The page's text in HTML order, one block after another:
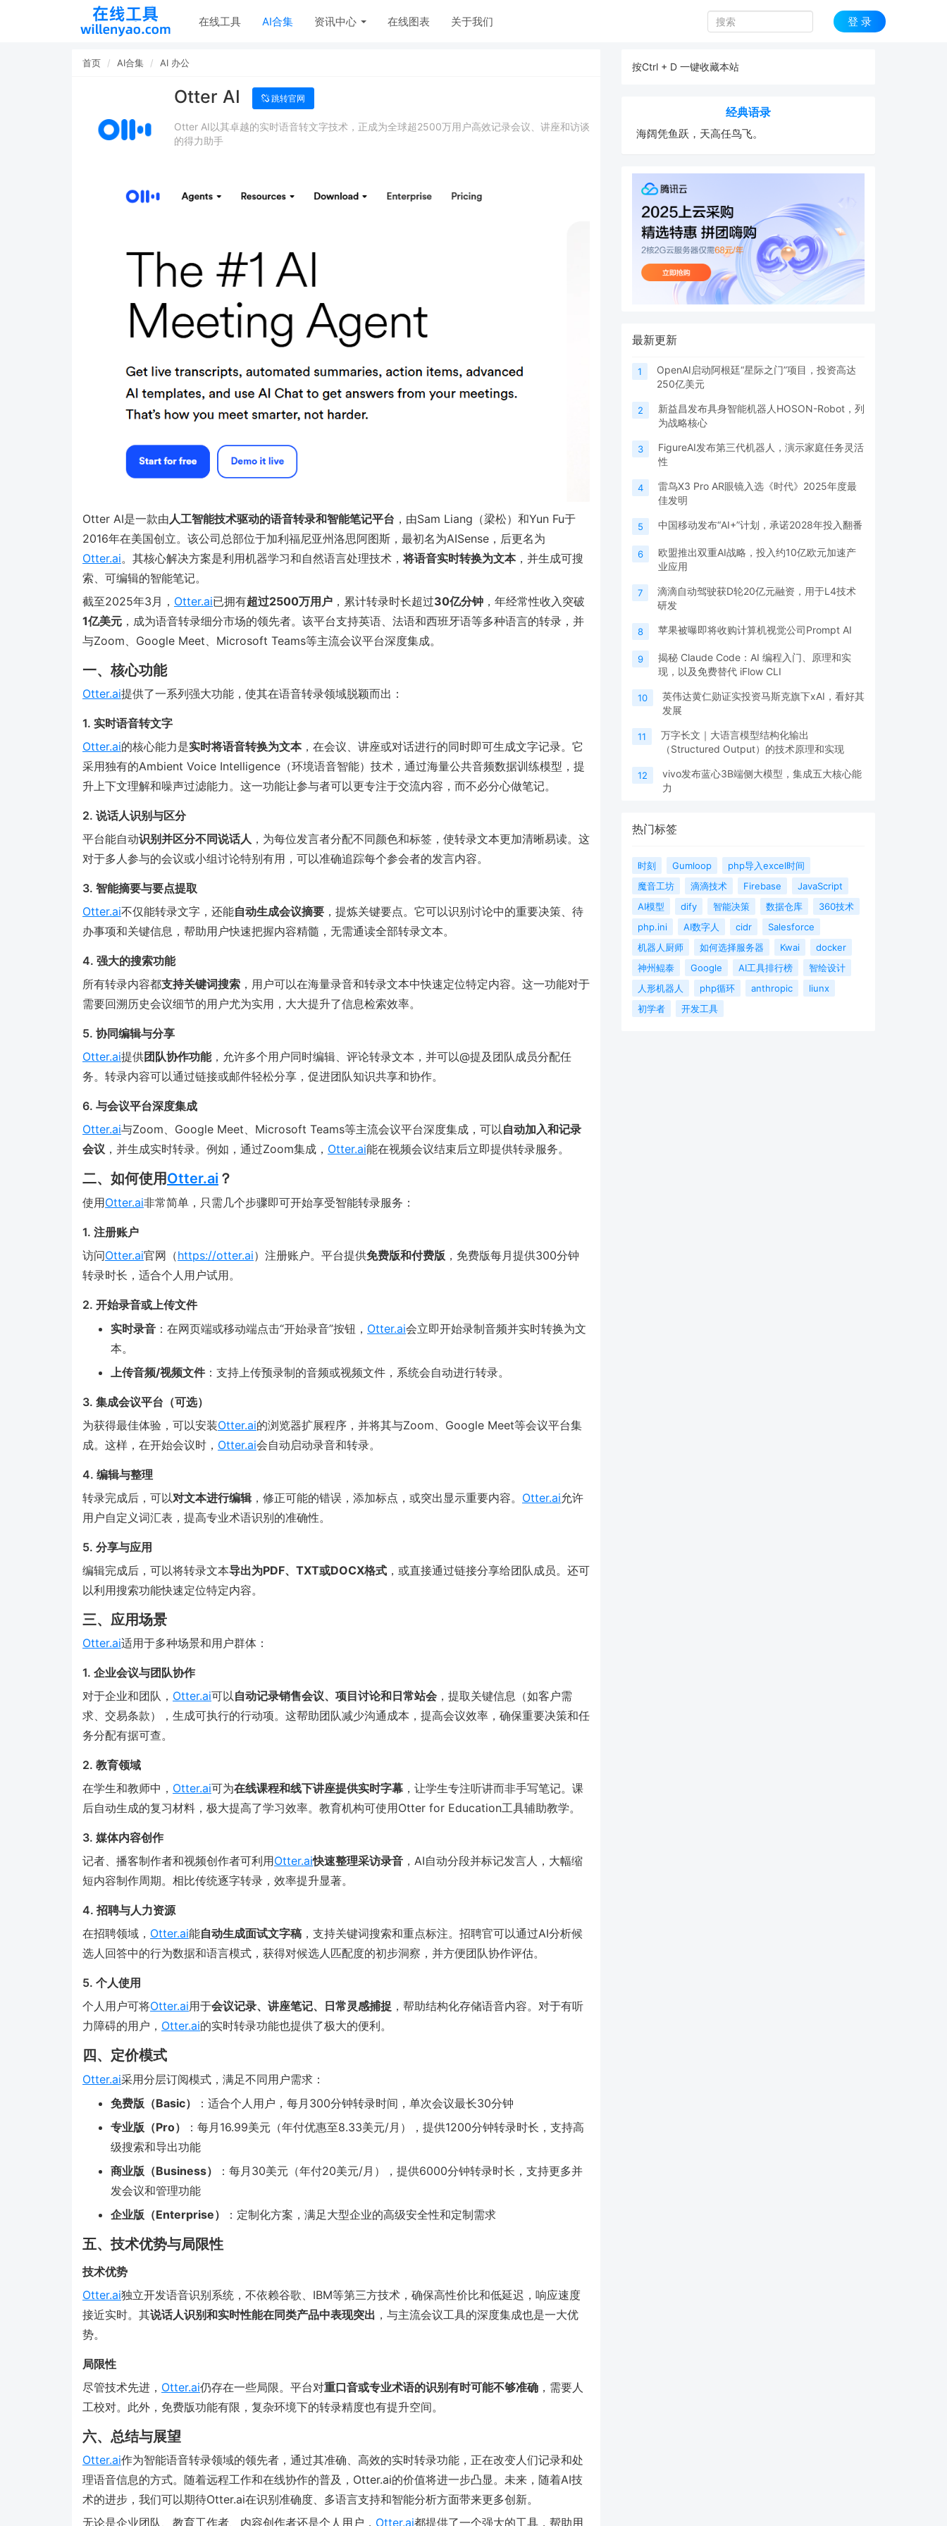
登 录
在线工具 AI合集 资讯中心 在线图表 关于我们
首页 AI合集 AI 办公
Otter AI 跳转官网
Otter AI以其卓越的实时语音转文字技术，正成为全球超2500万用户高效记录会议、讲座和访谈
的得力助手
Otter AI是一款由 人工智能技术驱动的语音转录和智能笔记平台 ，由Sam Liang（梁松）和Yun Fu于
2016年在美国创立。该公司总部位于加利福尼亚州洛思阿图斯，最初名为AISense，后更名为
Otter.ai。其核心解决方案是利用机器学习和自然语言处理技术，将语音实时转换为文本，并生成可搜
索、可编辑的智能笔记。
截至2025年3月， Otter.ai已拥有超过2500万用户 ，累计转录时长超过30亿分钟 ，年经常性收入突破
1亿美元 ，成为语音转录细分市场的领先者。该平台支持英语、法语和西班牙语等多种语言的转录，并
与Zoom、Google Meet、Microsoft Teams等主流会议平台深度集成。
一、核心功能
Otter.ai提供了一系列强大功能，使其在语音转录领域脱颖而出：
1. 实时语音转文字
Otter.ai的核心能力是实时将语音转换为文本，在会议、讲座或对话进行的同时即可生成文字记录。它
采用独有的Ambient Voice Intelligence（环境语音智能）技术，通过海量公共音频数据训练模型，提
升上下文理解和噪声过滤能力。这一功能让参与者可以更专注于交流内容，而不必分心做笔记。
2. 说话人识别与区分
平台能自动识别并区分不同说话人 ，为每位发言者分配不同颜色和标签，使转录文本更加清晰易读。这
对于多人参与的会议或小组讨论特别有用，可以准确追踪每个参会者的发言内容。
3. 智能摘要与要点提取
Otter.ai不仅能转录文字，还能自动生成会议摘要 ，提炼关键要点。它可以识别讨论中的重要决策、待
办事项和关键信息，帮助用户快速把握内容精髓，无需通读全部转录文本。
4. 强大的搜索功能
所有转录内容都支持关键词搜索 ，用户可以在海量录音和转录文本中快速定位特定内容。这一功能对于
需要回溯历史会议细节的用户尤为实用，大大提升了信息检索效率。
5. 协同编辑与分享
Otter.ai提供团队协作功能，允许多个用户同时编辑、评论转录文本，并可以@提及团队成员分配任
务。转录内容可以通过链接或邮件轻松分享，促进团队知识共享和协作。
6. 与会议平台深度集成
Otter.ai与Zoom、Google Meet、Microsoft Teams等主流会议平台深度集成，可以自动加入和记录
会议 ，并生成实时转录。例如，通过Zoom集成， Otter.ai能在视频会议结束后立即提供转录服务。
二、如何使用Otter.ai ？
使用Otter.ai非常简单，只需几个步骤即可开始享受智能转录服务：
1. 注册账户
访问Otter.ai官网（https://otter.ai）注册账户。平台提供免费版和付费版 ，免费版每月提供300分钟
转录时长，适合个人用户试用。
2. 开始录音或上传文件
实时录音 ：在网页端或移动端点击“开始录音”按钮， Otter.ai会立即开始录制音频并实时转换为文
本。
上传音频/视频文件：支持上传预录制的音频或视频文件，系统会自动进行转录。
3. 集成会议平台（可选）
为获得最佳体验，可以安装Otter.ai的浏览器扩展程序，并将其与Zoom、Google Meet等会议平台集
成。这样，在开始会议时， Otter.ai会自动启动录音和转录。
4. 编辑与整理
转录完成后，可以对文本进行编辑，修正可能的错误，添加标点，或突出显示重要内容。 Otter.ai允许
用户自定义词汇表，提高专业术语识别的准确性。
5. 分享与应用
编辑完成后，可以将转录文本导出为PDF、TXT或DOCX格式 ，或直接通过链接分享给团队成员。还可
以利用搜索功能快速定位特定内容。
三、应用场景
Otter.ai适用于多种场景和用户群体：
1. 企业会议与团队协作
对于企业和团队， Otter.ai可以自动记录销售会议、项目讨论和日常站会 ，提取关键信息（如客户需
求、交易条款），生成可执行的行动项。这帮助团队减少沟通成本，提高会议效率，确保重要决策和任
务分配有据可查。
2. 教育领域
在学生和教师中， Otter.ai可为在线课程和线下讲座提供实时字幕 ，让学生专注听讲而非手写笔记。课
后自动生成的复习材料，极大提高了学习效率。教育机构可使用Otter for Education工具辅助教学。
3. 媒体内容创作
记者、播客制作者和视频创作者可利用Otter.ai快速整理采访录音 ，AI自动分段并标记发言人，大幅缩
短内容制作周期。相比传统逐字转录，效率提升显著。
4. 招聘与人力资源
在招聘领域， Otter.ai能自动生成面试文字稿 ，支持关键词搜索和重点标注。招聘官可以通过AI分析候
选人回答中的行为数据和语言模式，获得对候选人匹配度的初步洞察，并方便团队协作评估。
5. 个人使用
个人用户可将Otter.ai用于会议记录、讲座笔记、日常灵感捕捉 ，帮助结构化存储语音内容。对于有听
力障碍的用户， Otter.ai的实时转录功能也提供了极大的便利。
四、定价模式
Otter.ai采用分层订阅模式，满足不同用户需求：
免费版（Basic）
：适合个人用户，每月300分钟转录时间，单次会议最长30分钟
专业版（Pro）
：每月16.99美元（年付优惠至8.33美元/月），提供1200分钟转录时长，支持高
级搜索和导出功能
商业版（Business）
：每月30美元（年付20美元/月），提供6000分钟转录时长，支持更多并
发会议和管理功能
企业版（Enterprise）
：定制化方案，满足大型企业的高级安全性和定制需求
五、技术优势与局限性
技术优势
Otter.ai独立开发语音识别系统，不依赖谷歌、IBM等第三方技术，确保高性价比和低延迟，响应速度
接近实时。其说话人识别和实时性能在同类产品中表现突出 ，与主流会议工具的深度集成也是一大优
势。
局限性
尽管技术先进， Otter.ai仍存在一些局限。平台对重口音或专业术语的识别有时可能不够准确 ，需要人
工校对。此外，免费版功能有限，复杂环境下的转录精度也有提升空间。
六、总结与展望
Otter.ai作为智能语音转录领域的领先者，通过其准确、高效的实时转录功能，正在改变人们记录和处
理语音信息的方式。随着远程工作和在线协作的普及，Otter.ai的价值将进一步凸显。未来，随着AI技
术的进步，我们可以期待Otter.ai在识别准确度、多语言支持和智能分析方面带来更多创新。
无论是企业团队、教育工作者、内容创作者还是个人用户， Otter.ai都提供了一个强大的工具，帮助用
按Ctrl + D 一键收藏本站
经典语录
海阔凭鱼跃，天高任鸟飞。
最新更新
1
OpenAI启动阿根廷“星际之门”项目，投资高达
250亿美元
2
新益昌发布具身智能机器人HOSON-Robot，列
为战略核心
3
FigureAI发布第三代机器人，演示家庭任务灵活
性
4
雷鸟X3 Pro AR眼镜入选《时代》2025年度最
佳发明
5 中国移动发布“AI+”计划，承诺2028年投入翻番
6
欧盟推出双重AI战略，投入约10亿欧元加速产
业应用
7
滴滴自动驾驶获D轮20亿元融资，用于L4技术
研发
8 苹果被曝即将收购计算机视觉公司Prompt AI
9
揭秘 Claude Code：AI 编程入门、原理和实
现，以及免费替代 iFlow CLI
10
英伟达黄仁勋证实投资马斯克旗下xAI，看好其
发展
11
万字长文｜大语言模型结构化输出
（Structured Output）的技术原理和实现
12
vivo发布蓝心3B端侧大模型，集成五大核心能
力
热门标签
时刻 Gumloop
php导入excel时间
魔音工坊
滴滴技术 Firebase
JavaScript
AI模型
dify 智能决策 数据仓库
360技术
php.ini
AI数字人 cidr
Salesforce
机器人厨师
如何选择服务器 Kwai
docker
神州鲲泰
Google AI工具排行榜
智绘设计
人形机器人
php循环 anthropic
liunx
初学者
开发工具